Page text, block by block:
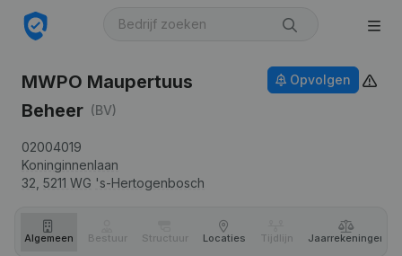
MWPO Maupertuus
Beheer (BV)
02004019
Koninginnenlaan
32, 5211 WG 's-Hertogenbosch
Opvolgen
Algemeen Bestuur Structuur Locaties Tijdlijn Jaar­rekeningen